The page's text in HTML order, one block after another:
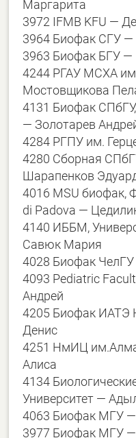
Маргарита
3972 IFMB KFU —
3964 Биофак СГУ
3963 Биофак БГУ —
4244 РГАУ МСХА
Мостовщикова
4131 Биофак
— Золотарев
4284 РГПУ им.
4280 Сборная
Шарапенков
4016 MSU биофак,
di Padova —
4140 ИББМ,
Савюк Мария
4028 Биофак
4093 Pediatric
Андрей
4205 Биофак
Денис
4251 НмИЦ
Алиса
4134
Университет —
4063 Биофак МГУ
3977 Биофак МГУ